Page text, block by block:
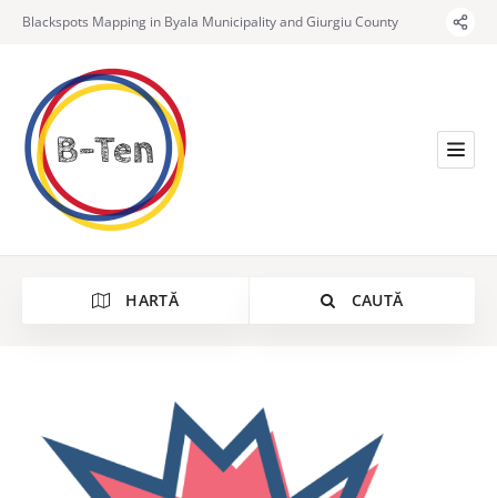
Blackspots Mapping in Byala Municipality and Giurgiu County
HARTĂ CAUTĂ
Categorie